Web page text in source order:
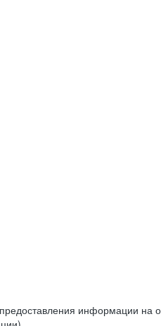
информации на